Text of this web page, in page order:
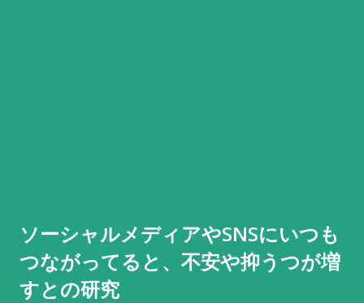
ソーシャルメディアやSNSにいつも
つながってると、不安や抑うつが増
すとの研究